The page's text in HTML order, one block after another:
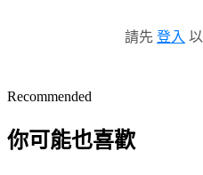
請先 登入
Recommended
你可能也喜歡